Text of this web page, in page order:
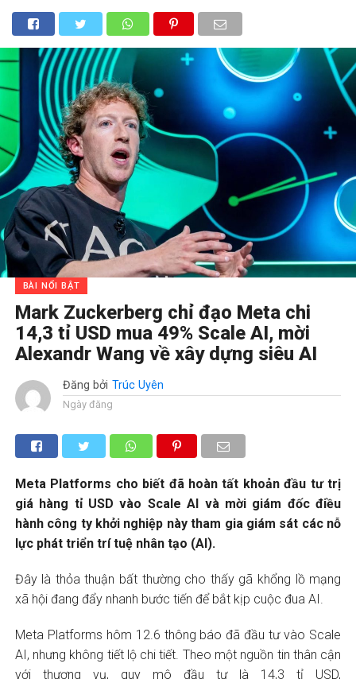
BÀI NỔI BẬT
Mark Zuckerberg chỉ đạo Meta chi
14,3 tỉ USD mua 49% Scale AI, mời
Alexandr Wang về xây dựng siêu AI
Đăng bởi Trúc Uyên
Ngày đăng
Meta Platforms cho biết đã hoàn tất khoản đầu tư trị
giá hàng tỉ USD vào Scale AI và mời giám đốc điều
hành công ty khởi nghiệp này tham gia giám sát các nỗ
lực phát triển trí tuệ nhân tạo (AI).
Đây là thỏa thuận bất thường cho thấy gã khổng lồ mạng
xã hội đang đẩy nhanh bước tiến để bắt kịp cuộc đua AI.
Meta Platforms hôm 12.6 thông báo đã đầu tư vào Scale
AI, nhưng không tiết lộ chi tiết. Theo một nguồn tin thân cận
với thương vụ, quy mô đầu tư là 14,3 tỉ USD,